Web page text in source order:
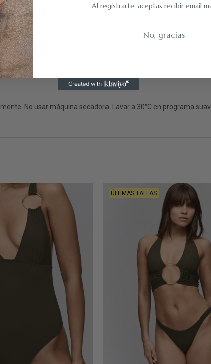
No usar máquina secadora. Lavar a 30°C en programa
ÚLTIMAS TALLAS
Al registrarte, aceptas recibir email
No, gracias